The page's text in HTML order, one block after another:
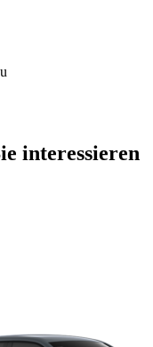
interessieren